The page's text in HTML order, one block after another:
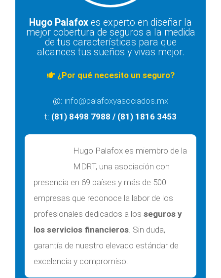
Hugo Palafox es experto en diseñar la
mejor cobertura de seguros a la medida
de tus características para que
alcances tus sueños y vivas mejor.
¿Por qué necesito un seguro?
@: info@palafoxyasociados.mx
t: (81) 8498 7988 / (81) 1816 3453
Hugo Palafox es miembro de la
MDRT, una asociación con
presencia en 69 países y más de 500
empresas que reconoce la labor de los
profesionales dedicados a los seguros y
los servicios financieros. Sin duda,
garantía de nuestro elevado estándar de
excelencia y compromiso.